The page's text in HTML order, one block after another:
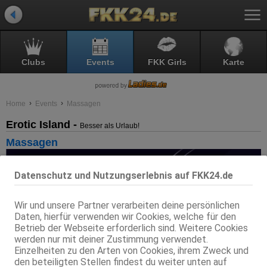
Datenschutz und Nutzungserlebnis auf FKK24.de
Wir und unsere Partner verarbeiten deine persönlichen
Daten, hierfür verwenden wir Cookies, welche für den
Betrieb der Webseite erforderlich sind. Weitere Cookies
werden nur mit deiner Zustimmung verwendet.
Einzelheiten zu den Arten von Cookies, ihrem Zweck und
den beteiligten Stellen findest du weiter unten auf
Clubs Events FKK Girls Karte
Home Events Massagen
Erotic Island - Besser als Urlaub!
Massagen